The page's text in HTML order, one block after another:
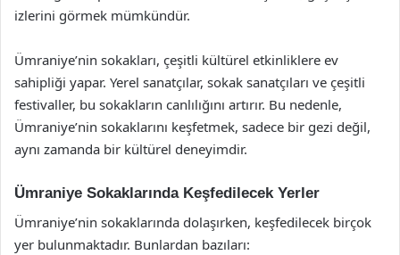
izlerini görmek mümkündür.
Ümraniye’nin sokakları, çeşitli kültürel etkinliklere ev
sahipliği yapar. Yerel sanatçılar, sokak sanatçıları ve çeşitli
festivaller, bu sokakların canlılığını artırır. Bu nedenle,
Ümraniye’nin sokaklarını keşfetmek, sadece bir gezi değil,
aynı zamanda bir kültürel deneyimdir.
Ümraniye Sokaklarında Keşfedilecek Yerler
Ümraniye’nin sokaklarında dolaşırken, keşfedilecek birçok
yer bulunmaktadır. Bunlardan bazıları: